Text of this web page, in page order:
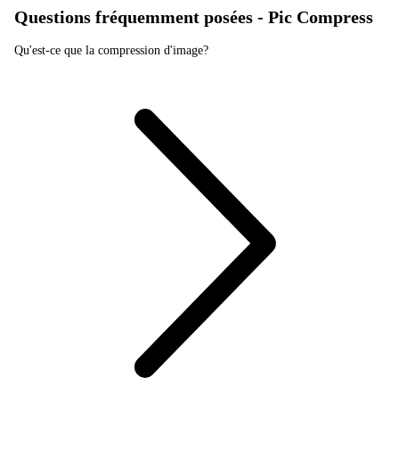
Questions fréquemment posées - Pic Compress
Qu'est-ce que la compression d'image?